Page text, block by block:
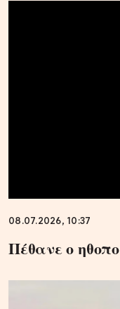
08.07.2026, 10:37
Πέθανε ο